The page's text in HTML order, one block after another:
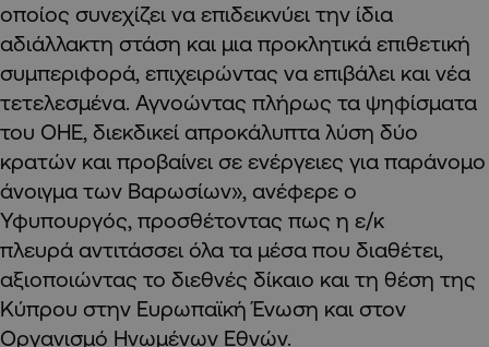
οποίος συνεχίζει να επιδεικνύει την ίδια
αδιάλλακτη στάση και μια προκλητικά επιθετική
συμπεριφορά, επιχειρώντας να επιβάλει και νέα
τετελεσμένα. Αγνοώντας πλήρως τα ψηφίσματα
του ΟΗΕ, διεκδικεί απροκάλυπτα λύση δύο
κρατών και προβαίνει σε ενέργειες για παράνομο
άνοιγμα των Βαρωσίων», ανέφερε ο
Υφυπουργός, προσθέτοντας πως η ε/κ
πλευρά αντιτάσσει όλα τα μέσα που διαθέτει,
αξιοποιώντας το διεθνές δίκαιο και τη θέση της
Κύπρου στην Ευρωπαϊκή Ένωση και στον
Οργανισμό Ηνωμένων Εθνών.